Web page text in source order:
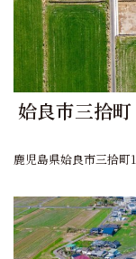
姶良市三拾
鹿児島県姶良市三拾町